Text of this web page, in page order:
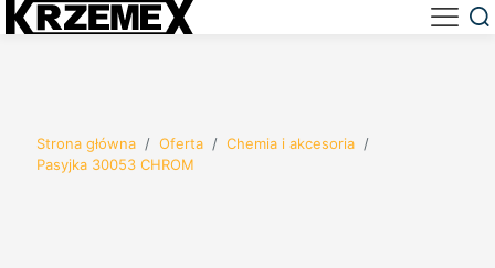
Strona główna / Oferta / Chemia i akcesoria /
Pasyjka 30053 CHROM